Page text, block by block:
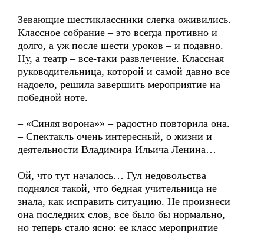
Зевающие шестиклассники слегка оживились.
Классное собрание – это всегда противно и
долго, а уж после шести уроков – и подавно.
Ну, а театр – все-таки развлечение. Классная
руководительница, которой и самой давно все
надоело, решила завершить мероприятие на
победной ноте.
– «Синяя ворона»» – радостно повторила она.
– Спектакль очень интересный, о жизни и
деятельности Владимира Ильича Ленина…
Ой, что тут началось… Гул недовольства
поднялся такой, что бедная учительница не
знала, как исправить ситуацию. Не произнеси
она последних слов, все было бы нормально,
но теперь стало ясно: ее класс мероприятие